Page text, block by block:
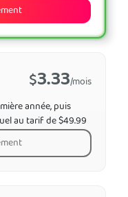
$3.33/mois
année, puis
au tarif de $49.99